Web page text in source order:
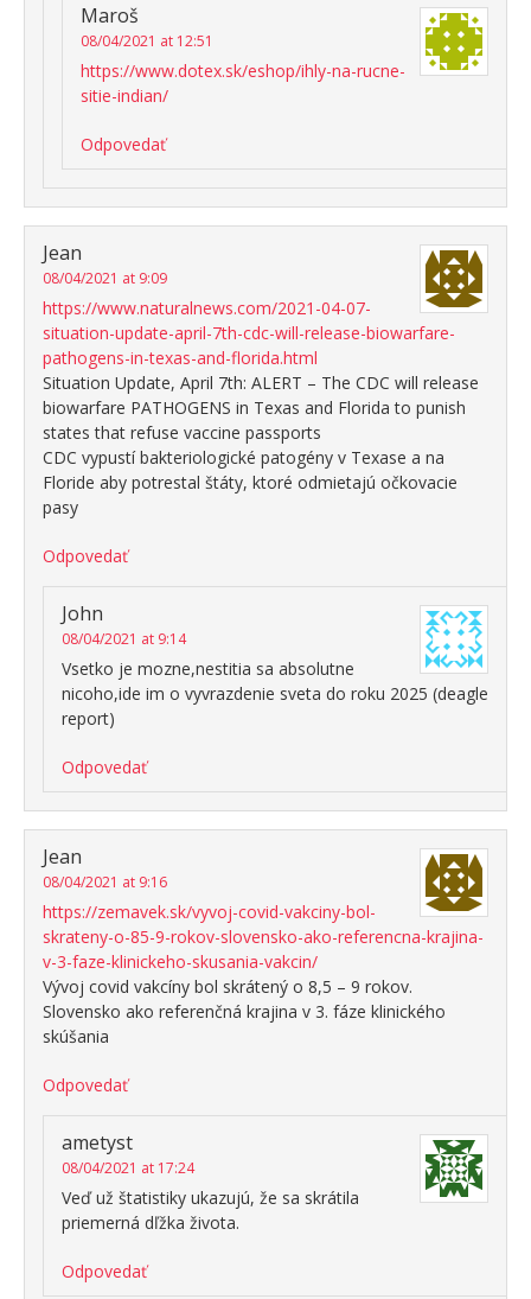
Maroš
08/04/2021 at 12:51
https://www.dotex.sk/eshop/ihly-na-rucne-
sitie-indian/
Odpovedať
Jean
08/04/2021 at 9:09
https://www.naturalnews.com/2021-04-07-
situation-update-april-7th-cdc-will-release-biowarfare-
pathogens-in-texas-and-florida.html
Situation Update, April 7th: ALERT – The CDC will release
biowarfare PATHOGENS in Texas and Florida to punish
states that refuse vaccine passports
CDC vypustí bakteriologické patogény v Texase a na
Floride aby potrestal štáty, ktoré odmietajú očkovacie
pasy
Odpovedať
John
08/04/2021 at 9:14
Vsetko je mozne,nestitia sa absolutne
nicoho,ide im o vyvrazdenie sveta do roku 2025 (deagle
report)
Odpovedať
Jean
08/04/2021 at 9:16
https://zemavek.sk/vyvoj-covid-vakciny-bol-
skrateny-o-85-9-rokov-slovensko-ako-referencna-krajina-
v-3-faze-klinickeho-skusania-vakcin/
Vývoj covid vakcíny bol skrátený o 8,5 – 9 rokov.
Slovensko ako referenčná krajina v 3. fáze klinického
skúšania
Odpovedať
ametyst
08/04/2021 at 17:24
Veď už štatistiky ukazujú, že sa skrátila
priemerná dľžka života.
Odpovedať